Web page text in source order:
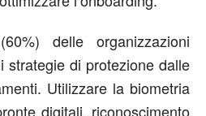
delle organizzazioni
strategie di protezione dalle
Utilizzare la biometria
digitali, riconoscimento